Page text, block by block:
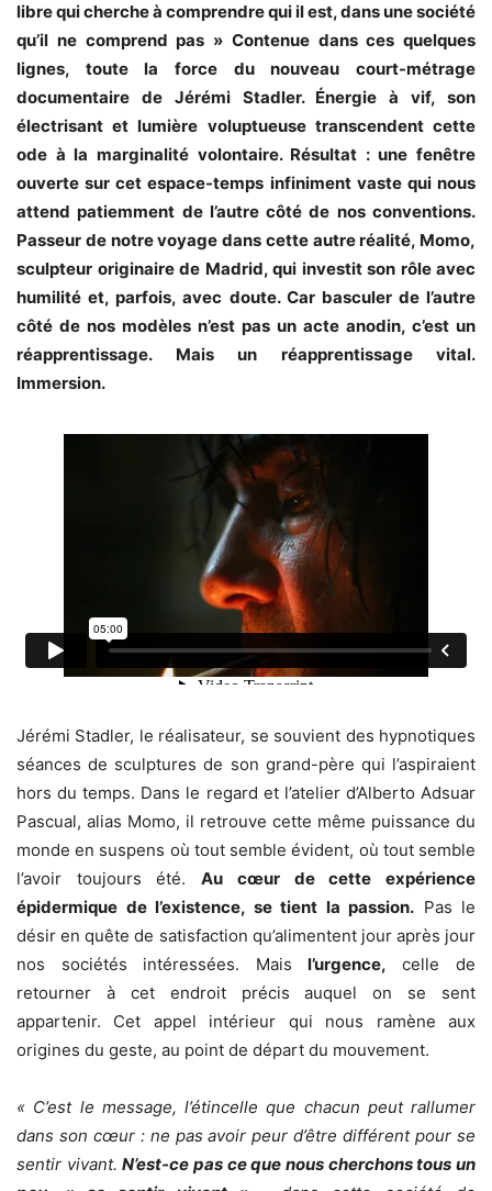
libre qui cherche à comprendre qui il est, dans une société
qu’il ne comprend pas » Contenue dans ces quelques
lignes, toute la force du nouveau court-métrage
documentaire de Jérémi Stadler. Énergie à vif, son
électrisant et lumière voluptueuse transcendent cette
ode à la marginalité volontaire. Résultat : une fenêtre
ouverte sur cet espace-temps infiniment vaste qui nous
attend patiemment de l’autre côté de nos conventions.
Passeur de notre voyage dans cette autre réalité, Momo,
sculpteur originaire de Madrid, qui investit son rôle avec
humilité et, parfois, avec doute. Car basculer de l’autre
côté de nos modèles n’est pas un acte anodin, c’est un
réapprentissage. Mais un réapprentissage vital.
Immersion.
Jérémi Stadler, le réalisateur, se souvient des hypnotiques
séances de sculptures de son grand-père qui l’aspiraient
hors du temps. Dans le regard et l’atelier d’Alberto Adsuar
Pascual, alias Momo, il retrouve cette même puissance du
monde en suspens où tout semble évident, où tout semble
l’avoir toujours été.Au cœur de cette expérience
épidermique de l’existence, se tient la passion. Pas le
désir en quête de satisfaction qu’alimentent jour après jour
nos sociétés intéressées. Mais l’urgence, celle de
retourner à cet endroit précis auquel on se sent
appartenir. Cet appel intérieur qui nous ramène aux
origines du geste, au point de départ du mouvement.
« C’est le message, l’étincelle que chacun peut rallumer
dans son cœur : ne pas avoir peur d’être différent pour se
sentir vivant.N’est-ce pas ce que nous cherchons tous un